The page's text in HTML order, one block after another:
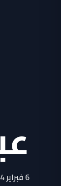
6 فبراير 2024